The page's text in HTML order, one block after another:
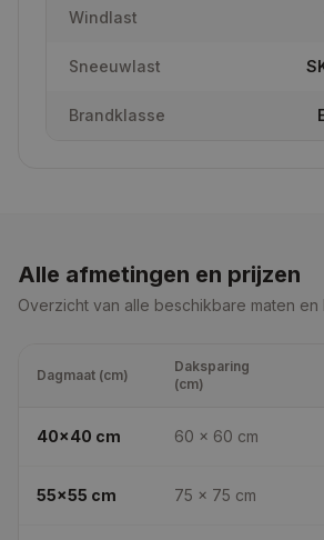
Windlast
Sneeuwlast
Brandklasse
Alle afmetingen en prijzen
Overzicht van alle beschikbare maten
Dagmaat (cm)
Daksparing
(cm)
40x40 cm 60 × 60 cm
55x55 cm 75 × 75 cm